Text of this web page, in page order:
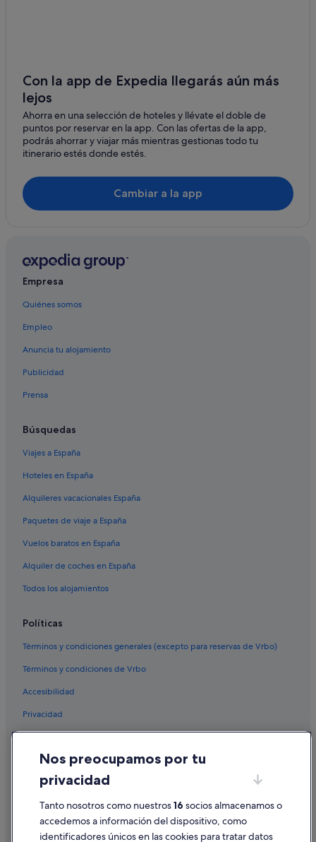
Timberlea hoteles
Bedford hoteles
Hatchet Lake hoteles
Cruceros en Nueva Escocia
Western Shore hoteles
Urbania hoteles
Apartamentos en Nueva Escocia
Elmsdale hoteles
Centro de Halifax hoteles
Fairview hoteles
Halifax hoteles
Hoteles con restaurante en Nueva Escocia
Hoteles baratos en Nueva Escocia
Moose River Gold Mines hoteles
Three Fathom Harbour hoteles
Hoteles con casino en Nueva Escocia
Hoteles cerca de Pista de hielo Emera Oval
Indian Harbour hoteles
Hoteles con bar en Nueva Escocia
Zona de Clayton Park hoteles
Con la app de Expedia llegarás aún más
lejos
Ahorra en una selección de hoteles y llévate el doble de
puntos por reservar en la app. Con las ofertas de la app,
podrás ahorrar y viajar más mientras gestionas todo tu
itinerario estés donde estés.
Cambiar a la app
Empresa
Quiénes somos
Empleo
Anuncia tu alojamiento
Publicidad
Prensa
Búsquedas
Viajes a España
Hoteles en España
Alquileres vacacionales España
Paquetes de viaje a España
Vuelos baratos en España
Alquiler de coches en España
Todos los alojamientos
Políticas
Términos y condiciones generales (excepto para reservas de Vrbo)
Términos y condiciones de Vrbo
Accesibilidad
Privacidad
Condiciones de uso
Información legal/contacto
Pautas sobre el contenido y cómo denunciar contenido
Ayuda
Nos preocupamos por tu
privacidad
Tanto nosotros como nuestros16 socios almacenamos o
accedemos a información del dispositivo, como
identificadores únicos en las cookies para tratar datos